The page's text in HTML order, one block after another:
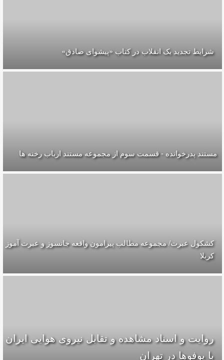
شرایط تجدید یک انقلاب در کتاب «پیشوای صادق»
مستند پدرخوانده - قسمت سوم از مجموعه مستند ارباب رخنه ها
کشکول عبرت/ مجموعه مطالب پیرامون واقعه جانسوز و عبرت آموز
کربلا
روایت و اسناد مشاهده و تقابل نیروی هوایی ایران
با یوفوها در تهران